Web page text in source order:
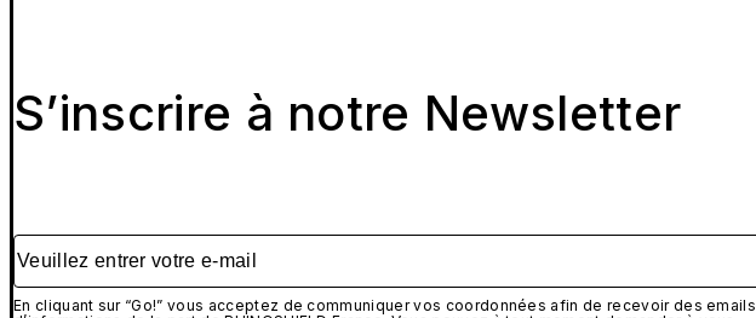
S’inscrire à notre Newsletter
Veuillez entrer votre e-mail
En cliquant sur “Go!” vous acceptez de communiquer vos coordonnées afin de recevoir des emails